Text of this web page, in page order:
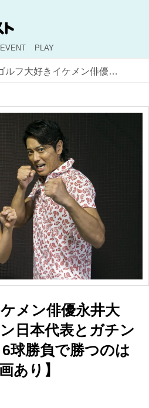
EVENT PLAY
ゴルフ大好きイケメン俳優永井大が、女子ドラコン日本代表とガチンコ飛距離対決！ 6球勝負で勝つのはどっちだ!?【動画あり】
メン俳優永井大
日本代表とガチン
球勝負で勝つのは
あり】